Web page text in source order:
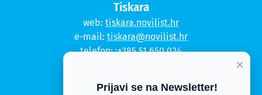
Tiskara
web: tiskara.novilist.hr
e-mail: tiskara@novilist.hr
telefon::+385 51 650 024
×
Prijavi se na Newsletter!